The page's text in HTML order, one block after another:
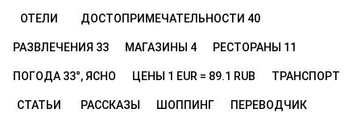
ОТЕЛИ ДОСТОПРИМЕЧАТЕЛЬНОСТИ 40
РАЗВЛЕЧЕНИЯ 33 МАГАЗИНЫ 4 РЕСТОРАНЫ 11
ПОГОДА 33°, ЯСНО ЦЕНЫ 1 EUR = 89.1 RUB ТРАНСПОРТ
СТАТЬИ РАССКАЗЫ ШОППИНГ ПЕРЕВОДЧИК